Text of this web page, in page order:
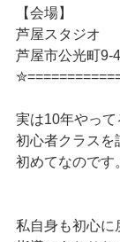
【会場】
芦屋スタジオ
芦屋市公光町9-
実は10年やっ
初心者クラスを
初めてなのです
私自身も初心に